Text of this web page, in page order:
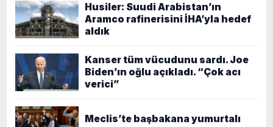
Husiler: Suudi Arabistan’ın
Aramco rafinerisini İHA’yla hedef
aldık
Kanser tüm vücudunu sardı. Joe
Biden’ın oğlu açıkladı. “Çok acı
verici”
Meclis’te başbakana yumurtalı